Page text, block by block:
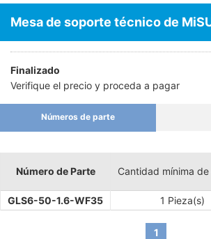
Mesa de soporte técnico de
Finalizado
Verifique el precio y proceda a pagar
Números de parte
Número de Parte Cantidad mínima
GLS6-50-1.6-WF35 1 Pieza(s)
1